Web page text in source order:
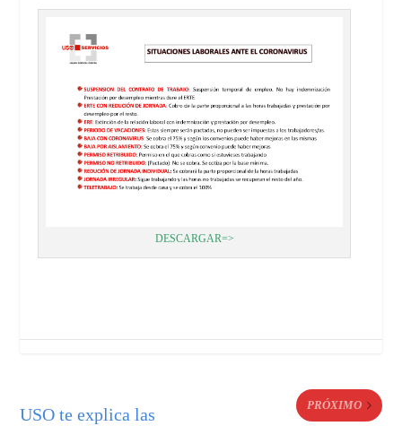
DESCARGAR=>
USO te explica las
PRÓXIMO